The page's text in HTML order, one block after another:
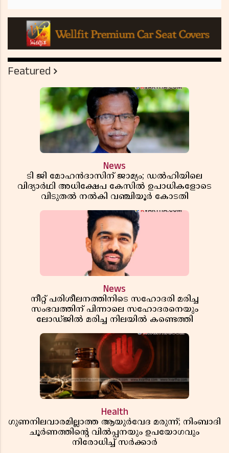
Featured
News
ടി ജി മോഹൻദാസിന് ജാമ്യം; ഡൽഹിയിലെ
വിദ്യാർഥി അധിക്ഷേപ കേസിൽ ഉപാധികളോടെ
വിടുതൽ നൽകി വഞ്ചിയൂർ കോടതി
News
നീറ്റ് പരിശീലനത്തിനിടെ സഹോദരി മരിച്ച
സംഭവത്തിന് പിന്നാലെ സഹോദരനെയും
ലോഡ്ജിൽ മരിച്ച നിലയിൽ കണ്ടെത്തി
Health
ഗുണനിലവാരമില്ലാത്ത ആയുർവേദ മരുന്ന്; നിംബാദി
ചൂർണത്തിൻ്റെ വിൽപ്പനയും ഉപയോഗവും
നിരോധിച്ച് സർക്കാർ